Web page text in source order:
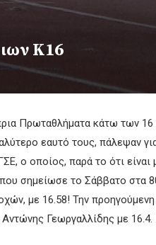
Κ16
Πρωταθλήματα κάτω των 16
εαυτό τους, πάλεψαν
ο οποίος, παρά το ότι είναι
σημείωσε το Σάββατο στα
με 16.58! Την
Γεωργαλλίδης με